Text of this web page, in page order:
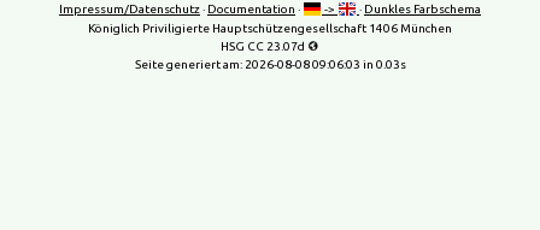
Impressum/Datenschutz· Documentation · -> · Dunkles Farbschema
Königlich Priviligierte Hauptschützengesellschaft 1406 München
HSG CC 23.07d
Seite generiert am: 2026-08-08 09:06:03 in 0.03s